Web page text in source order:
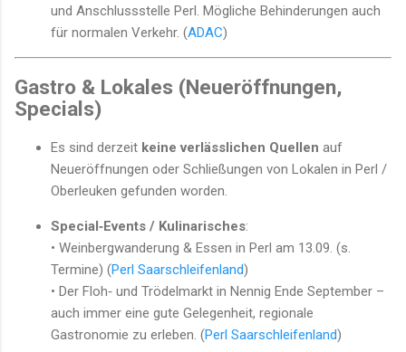
und Anschlussstelle Perl. Mögliche Behinderungen auch
für normalen Verkehr. (ADAC)
Gastro & Lokales (Neueröffnungen,
Specials)
Es sind derzeit keine verlässlichen Quellen auf
Neueröffnungen oder Schließungen von Lokalen in Perl /
Oberleuken gefunden worden.
Special‑Events / Kulinarisches:
• Weinbergwanderung & Essen in Perl am 13.09. (s.
Termine) (Perl Saarschleifenland)
• Der Floh‑ und Trödelmarkt in Nennig Ende September –
auch immer eine gute Gelegenheit, regionale
Gastronomie zu erleben. (Perl Saarschleifenland)